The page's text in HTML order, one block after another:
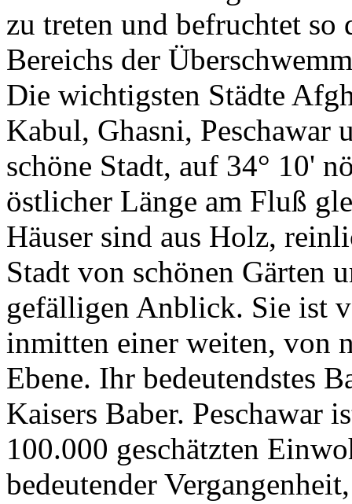
zu treten und befruchtet so
Bereichs der
Die wichtigsten Städte
Kabul, Ghasni, Peschawar
schöne Stadt, auf 34° 10'
östlicher Länge am Fluß
Häuser sind aus Holz,
Stadt von schönen Gärten
gefälligen Anblick. Sie ist
inmitten einer weiten, von
Ebene. Ihr bedeutendstes
Kaisers Baber. Peschawar
100.000 geschätzten
bedeutender